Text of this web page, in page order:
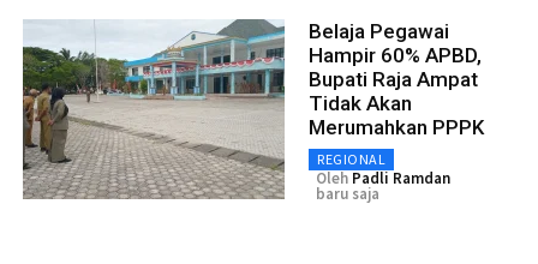
Belaja Pegawai
Hampir 60% APBD,
Bupati Raja Ampat
Tidak Akan
Merumahkan PPPK
REGIONAL
Oleh Padli Ramdan
baru saja